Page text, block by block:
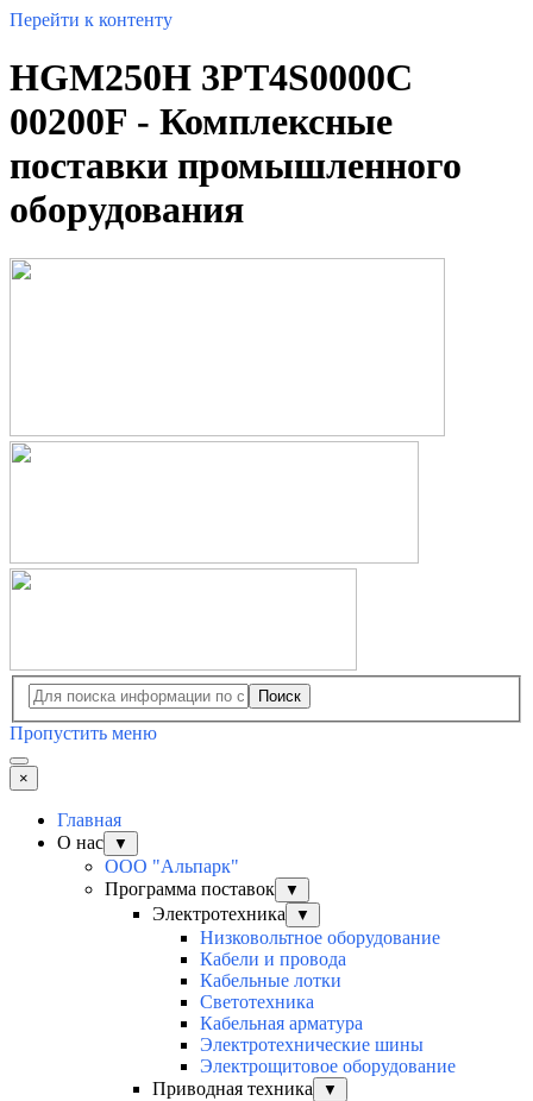
Перейти к контенту
HGM250H 3PT4S0000C
00200F - Комплексные
поставки промышленного
оборудования
Поиск
Пропустить меню
×
Главная
О нас
▼
ООО "Альпарк"
Программа поставок
▼
Электротехника ▼
Низковольтное оборудование
Кабели и провода
Кабельные лотки
Светотехника
Кабельная арматура
Электротехнические шины
Электрощитовое оборудование
Приводная техника
▼